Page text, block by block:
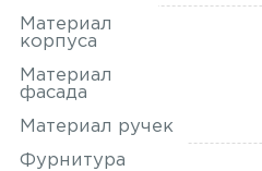
Материал
корпуса
Материал
фасада
Материал ручек
Фурнитура